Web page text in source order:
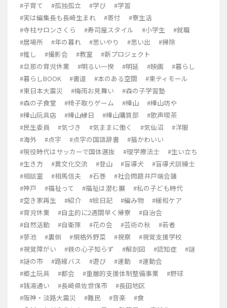
#子育て
#孤独孤立 #学び
#学習
#実は編集長も長崎生まれ
#寄付
#寮生活
#寺柱サロンさくら
#寿司屋スタイル #小学生
#就職
#居場所
#年の暮れ #思いやり #思い出
#掃除
#推し
#撮影会 #教室
#新プロジェクト
#旦那の育児休業
#明るい一揆 #明延 #映画
#暮らし
#暮らしBOOK
#書道 #本のある空間
#東ティモール
#東日本大震災
#梅雨お見舞い
#森の子学習塾
#森の子食堂
#椅子取りゲーム #樺山
#樺山坊や
#樺山玩具店
#樺山縁日 #樺山購買部
#歌声喫茶
#民生委員
#気づき #気ままに働く #気仙沼
#洋服
#海外
#点字 #点字の国語辞書
#猫かわいい
#現役時代はサッカーで国体選抜
#理学療法士
#生い立ち
#生き方
#異文化交流 #登山 #盲導犬
#盲導犬訓練士
#相談室
#相馬信夫 #石巻
#社会問題井戸端会議
#神戸
#福祉って #福祉は潜む展
#私の子ども時代
#空き家再生
#紹介 #絵日記 #編み物
#緩和ケア
#育児休業
#自主的に2週間早く帰寮
#自治会
#自然活動
#自衛隊 #花の会 #芸術の秋
#若者
#蓼池
#裏側 #規格外野菜 #視察
#視覚支援学校
#視覚障がい
#親の心子知らず #解剖図 #認知症
#謎
#謎の市
#路線バス #遊び #運動
#運動会
#郷土玩具
#都会 #重層的支援体制整備事業
#野球
#銭湯通い
#長崎県佐世保市
#長田地区
#阪神・淡路大震災
#難民 #音楽
#食